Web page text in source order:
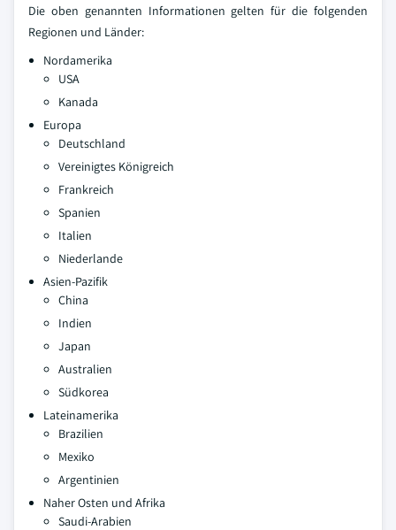
Die oben genannten Informationen gelten für die folgenden
Regionen und Länder:
Nordamerika
USA
Kanada
Europa
Deutschland
Vereinigtes Königreich
Frankreich
Spanien
Italien
Niederlande
Asien-Pazifik
China
Indien
Japan
Australien
Südkorea
Lateinamerika
Brazilien
Mexiko
Argentinien
Naher Osten und Afrika
Saudi-Arabien